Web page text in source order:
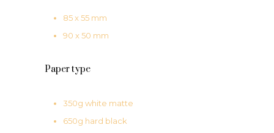
85 x 55 mm
90 x 50 mm
Paper type
350g white matte
650g hard black